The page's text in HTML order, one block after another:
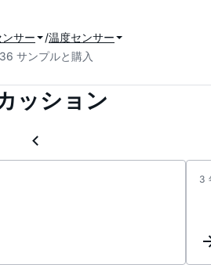
ンサー
温度センサー
サンプルと購入
ッション
3